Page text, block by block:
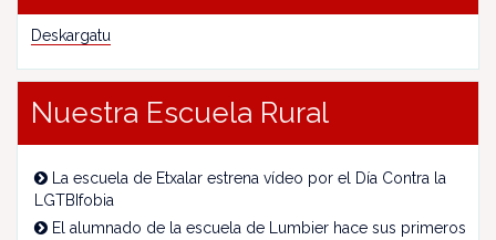
Deskargatu
Nuestra Escuela Rural
La escuela de Etxalar estrena vídeo por el Día Contra la
LGTBIfobia
El alumnado de la escuela de Lumbier hace sus primeros